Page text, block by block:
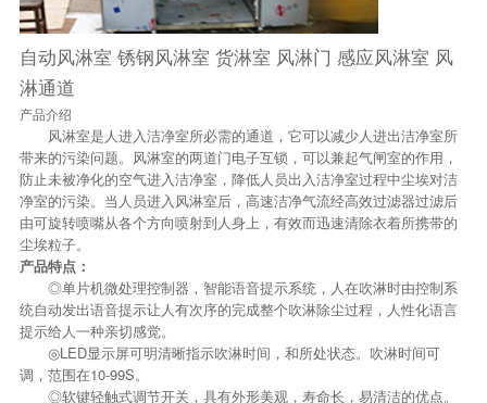
自动风淋室 锈钢风淋室 货淋室 风淋门 感应风淋室 风
淋通道
产品介绍
风淋室是人进入洁净室所必需的通道，它可以减少人进出洁净室所
带来的污染问题。风淋室的两道门电子互锁，可以兼起气闸室的作用，
防止未被净化的空气进入洁净室，降低人员出入洁净室过程中尘埃对洁
净室的污染。当人员进入风淋室后，高速洁净气流经高效过滤器过滤后
由可旋转喷嘴从各个方向喷射到人身上，有效而迅速清除衣着所携带的
尘埃粒子。
产品特点：
◎单片机微处理控制器，智能语音提示系统，人在吹淋时由控制系
统自动发出语音提示让人有次序的完成整个吹淋除尘过程，人性化语言
提示给人一种亲切感觉。
◎LED显示屏可明清晰指示吹淋时间，和所处状态。吹淋时间可
调，范围在10-99S。
◎软键轻触式调节开关，具有外形美观，寿命长，易清洁的优点。